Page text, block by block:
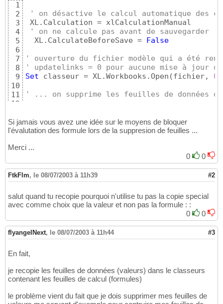
1
2
3
4
5
6
7
8
9
10
11
12
14
15
17
19
20
21
22
23
' on désactive le calcul automatique des
XL.Calculation = xlCalculationManual
' on ne calcule pas avant de sauvegarder
  XL.CalculateBeforeSave =
False
' ouverture du fichier modèle qui a été
' updatelinks = 0 pour aucune mise à jour
Set classeur = XL.Workbooks.Open (fichier, 0
' ... on supprime les feuilles de données
' ouverture du classeur contenant 1 feuille
XL.Workbooks.OpenText
Set
' on copies les donnnées dans le classeur
p_classeur.Sheets
.Copy
classeur.Sheets(classeur.Sheets.Count)
p_classeur.Close
....
Si jamais vous avez une idée sur le moyens de bloquer
l'évalutation des formule lors de la suppresion de feuilles ...
Merci ...
0
0
FtkFlm, le 08/07/2003 à 11h39 #2
salut quand tu recopie pourquoi n'utilise tu pas la copie special
avec comme choix que la valeur et non pas la formule : :
0
0
flyangelNext, le 08/07/2003 à 11h44 #3
En fait,
je recopie les feuilles de données (valeurs) dans le classeurs
contenant les feuilles de calcul (formules)
le problème vient du fait que je dois supprimer mes feuilles de